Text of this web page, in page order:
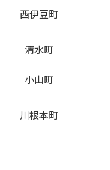
西伊豆町
清水町
小山町
川根本町